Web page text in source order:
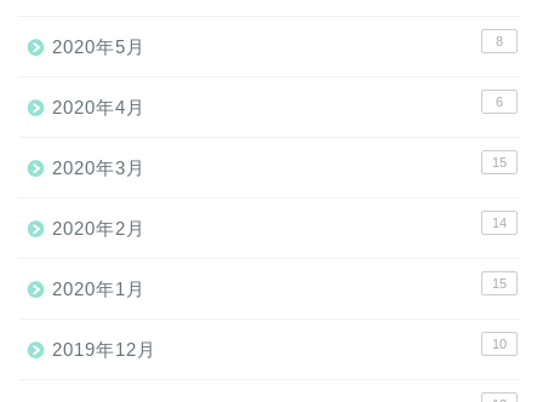
2020年5月 8
2020年4月 6
2020年3月 15
2020年2月 14
2020年1月 15
2019年12月 10